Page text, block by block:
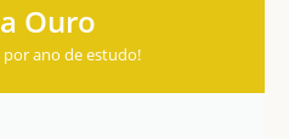
Ouro
por ano de estudo!